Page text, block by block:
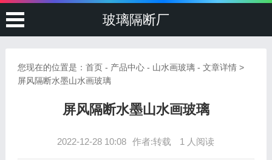
玻璃隔断厂
您现在的位置是： 首页- 产品中心- 山水画玻璃- 文章详情 >
屏风隔断水墨山水画玻璃
屏风隔断水墨山水画玻璃
2022-12-28 10:08 作者:转载 1 人阅读